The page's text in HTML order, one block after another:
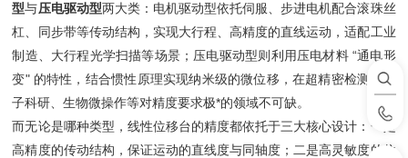
型与压电驱动型两大类：电机驱动型依托伺服、步进电机配合滚珠丝
杠、同步带等传动结构，实现大行程、高精度的直线运动，适配工业
制造、大行程光学扫描等场景；压电驱动型则利用压电材料 “通电形
变" 的特性，结合惯性原理实现纳米级的微位移，在超精密检测、量
子科研、生物微操作等对精度要求极*的领域不可缺。
而无论是哪种类型，线性位移台的精度都依托于三大核心设计：一是
高精度的传动结构，保证运动的直线度与同轴度；二是高灵敏度的位